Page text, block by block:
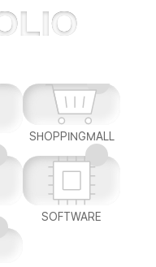
SHOPPINGMALL
SOFTWARE